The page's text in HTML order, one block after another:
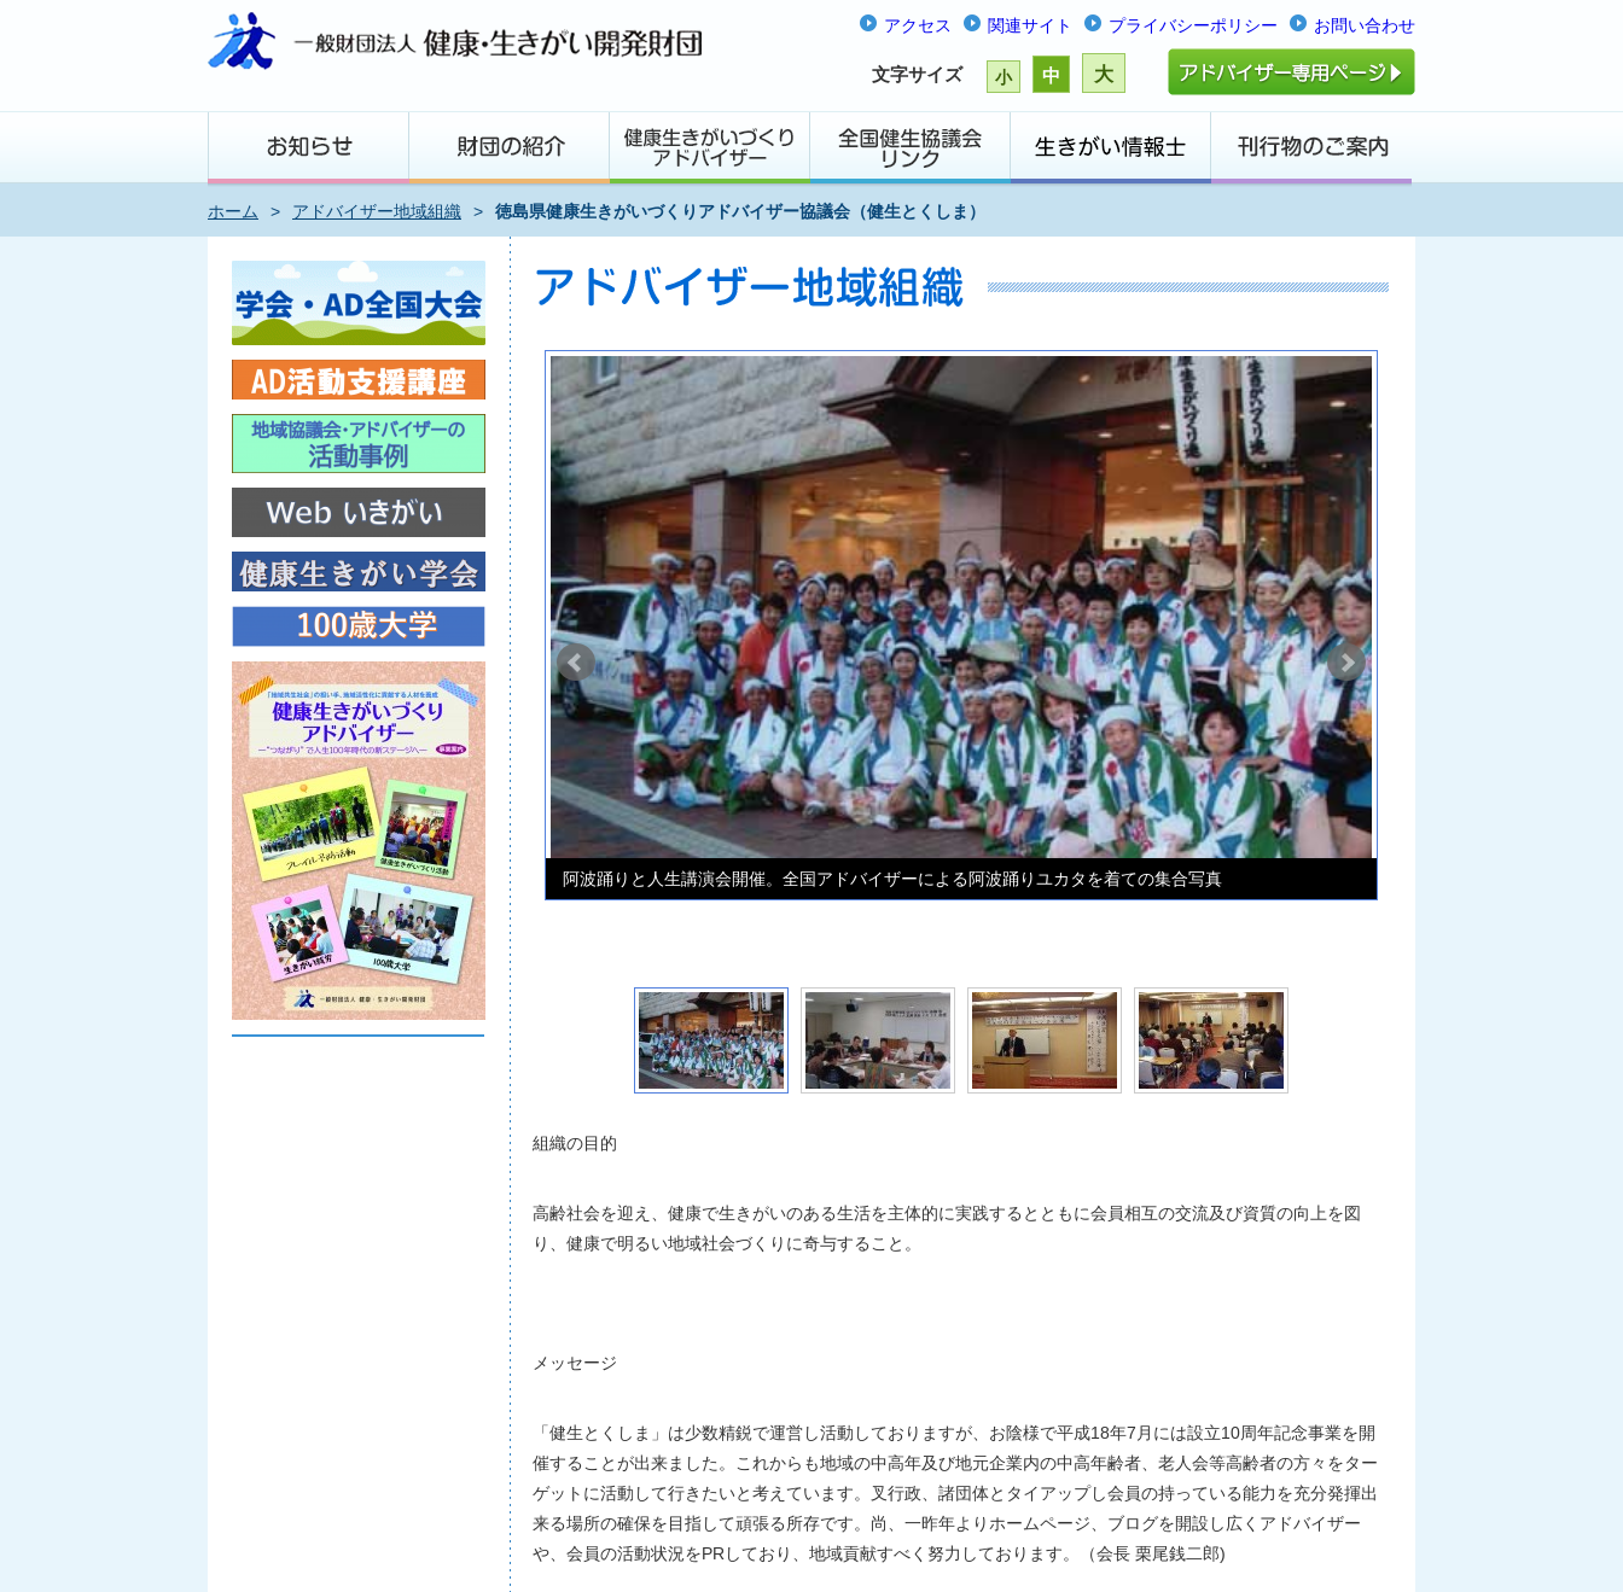
お問い合わせ
プライバシーポリシー
関連サイト
アクセス
文字サイズ 小 中 大
ホーム > アドバイザー地域組織 > 徳島県健康生きがいづくりアドバイザー協議会（健生とくしま）
阿波踊りと人生講演会開催。全国アドバイザーによる阿波踊りユカタを着ての集合写真
組織の目的
高齢社会を迎え、健康で生きがいのある生活を主体的に実践するとともに会員相互の交流及び資質の向上を図
り、健康で明るい地域社会づくりに奇与すること。
メッセージ
「健生とくしま」は少数精鋭で運営し活動しておりますが、お陰様で平成18年7月には設立10周年記念事業を開
催することが出来ました。これからも地域の中高年及び地元企業内の中高年齢者、老人会等高齢者の方々をター
ゲットに活動して行きたいと考えています。叉行政、諸団体とタイアップし会員の持っている能力を充分発揮出
来る場所の確保を目指して頑張る所存です。尚、一昨年よりホームページ、ブログを開設し広くアドバイザー
や、会員の活動状況をPRしており、地域貢献すべく努力しております。（会長 栗尾銭二郎)